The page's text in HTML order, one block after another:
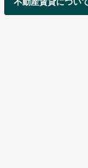
不動産賃貸につい